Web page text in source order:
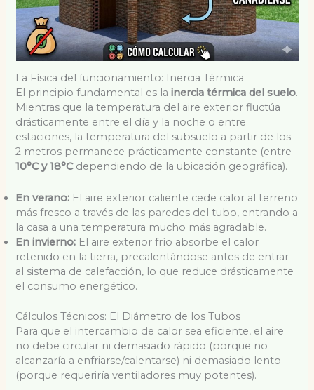
La Física del funcionamiento: Inercia Térmica
El principio fundamental es lainercia térmica del suelo.
Mientras que la temperatura del aire exterior fluctúa
drásticamente entre el día y la noche o entre
estaciones, la temperatura del subsuelo a partir de los
2 metros permanece prácticamente constante (entre
10°C y 18°Cdependiendo de la ubicación geográfica).
En verano: El aire exterior caliente cede calor al terreno
más fresco a través de las paredes del tubo, entrando a
la casa a una temperatura mucho más agradable.
En invierno: El aire exterior frío absorbe el calor
retenido en la tierra, precalentándose antes de entrar
al sistema de calefacción, lo que reduce drásticamente
el consumo energético.
Cálculos Técnicos: El Diámetro de los Tubos
Para que el intercambio de calor sea eficiente, el aire
no debe circular ni demasiado rápido (porque no
alcanzaría a enfriarse/calentarse) ni demasiado lento
(porque requeriría ventiladores muy potentes).